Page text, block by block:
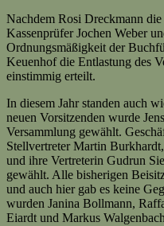
Nachdem Rosi Dreckmann
Kassenprüfer Jochen Weber
Ordnungsmäßigkeit der
Keuenhof die Entlastung des
einstimmig erteilt.
In diesem Jahr standen auch
neuen Vorsitzenden wurde
Versammlung gewählt.
Stellvertreter Martin
und ihre Vertreterin Gudrun
gewählt. Alle bisherigen
und auch hier gab es keine
wurden Janina Bollmann,
Eiardt und Markus